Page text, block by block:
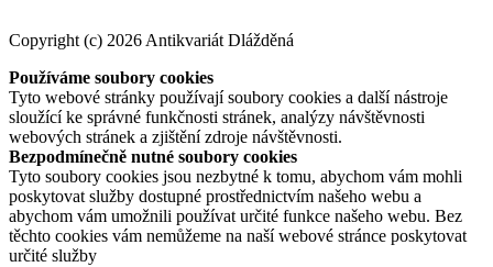
Copyright (c) 2026 Antikvariát Dlážděná
Používáme soubory cookies
Tyto webové stránky používají soubory cookies a další nástroje
sloužící ke správné funkčnosti stránek, analýzy návštěvnosti
webových stránek a zjištění zdroje návštěvnosti.
Bezpodmínečně nutné soubory cookies
Tyto soubory cookies jsou nezbytné k tomu, abychom vám mohli
poskytovat služby dostupné prostřednictvím našeho webu a
abychom vám umožnili používat určité funkce našeho webu. Bez
těchto cookies vám nemůžeme na naší webové stránce poskytovat
určité služby